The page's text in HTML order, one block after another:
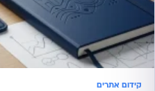
קידום אתרים